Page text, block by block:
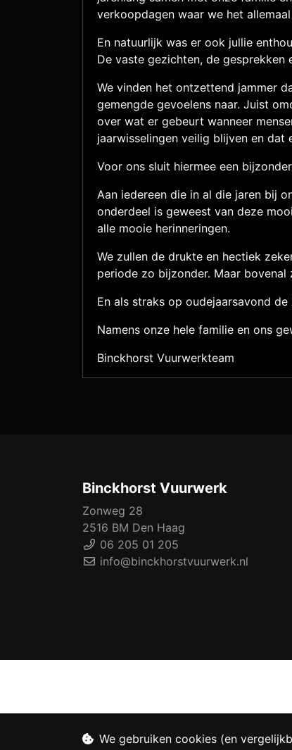
verkoopdagen waar we het
En natuurlijk was er ook jullie
De vaste gezichten, de
We vinden het ontzettend jammer
gemengde gevoelens naar. Juist
over wat er gebeurt wanneer
jaarwisselingen veilig blijven en dat
Voor ons sluit hiermee een
Aan iedereen die in al die jaren bij
onderdeel is geweest van deze
alle mooie herinneringen.
We zullen de drukte en hectiek
periode zo bijzonder. Maar bovenal
En als straks op oudejaarsavond
Namens onze hele familie en ons
Binckhorst Vuurwerkteam
We gebruiken cookies (en
Binckhorst Vuurwerk
Zonweg 28
2516 BM Den Haag
06 205 01 205
info@binckhorstvuurwerk.nl